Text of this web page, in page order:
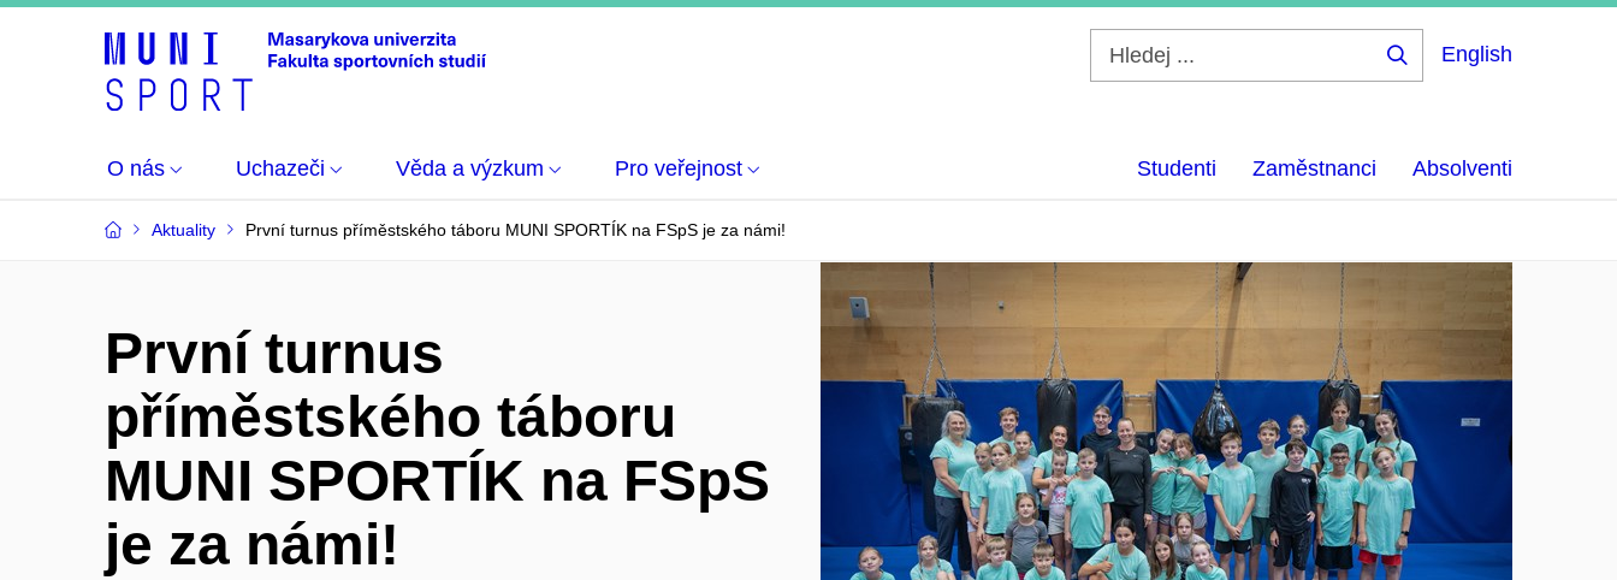
English
O nás Uchazeči Věda a výzkum Pro veřejnost Studenti Zaměstnanci Absolventi
Aktuality První turnus příměstského táboru MUNI SPORTÍK na FSpS je za námi!
První turnus
příměstského táboru
MUNI SPORTÍK na FSpS
je za námi!